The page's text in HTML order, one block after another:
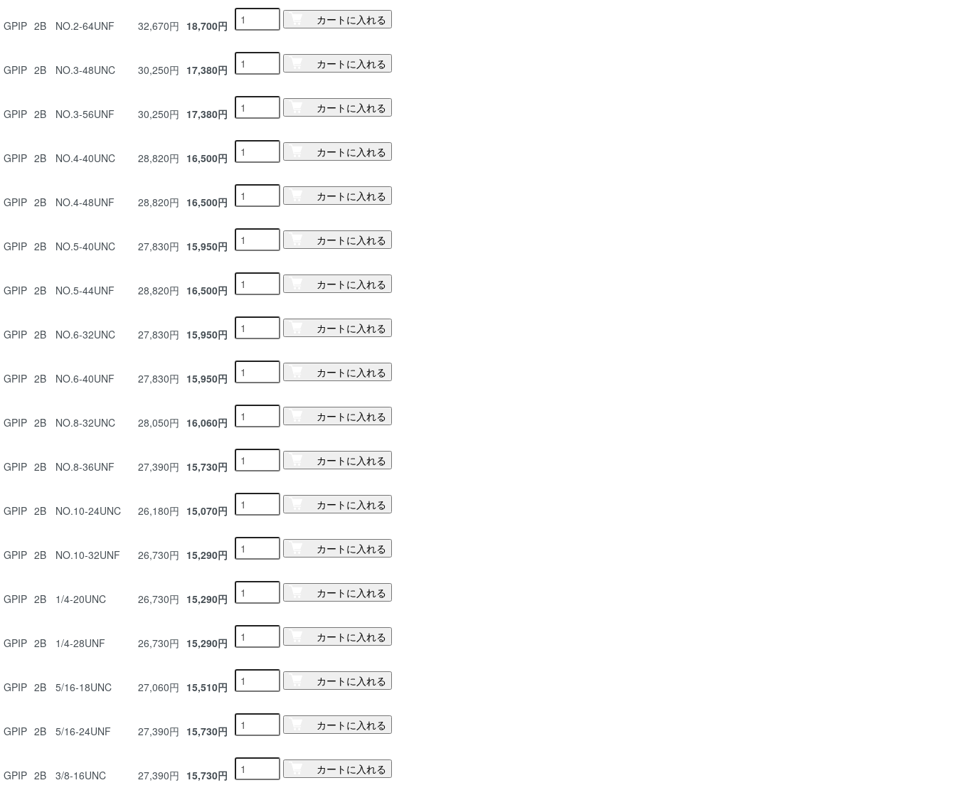
GPIP 2B NO.2-64UNF 32,670円 18,700円 カートに入れる
GPIP 2B NO.3-48UNC 30,250円 17,380円 カートに入れる
GPIP 2B NO.3-56UNF 30,250円 17,380円 カートに入れる
GPIP 2B NO.4-40UNC 28,820円 16,500円 カートに入れる
GPIP 2B NO.4-48UNF 28,820円 16,500円 カートに入れる
GPIP 2B NO.5-40UNC 27,830円 15,950円 カートに入れる
GPIP 2B NO.5-44UNF 28,820円 16,500円 カートに入れる
GPIP 2B NO.6-32UNC 27,830円 15,950円 カートに入れる
GPIP 2B NO.6-40UNF 27,830円 15,950円 カートに入れる
GPIP 2B NO.8-32UNC 28,050円 16,060円 カートに入れる
GPIP 2B NO.8-36UNF 27,390円 15,730円 カートに入れる
GPIP 2B NO.10-24UNC 26,180円 15,070円 カートに入れる
GPIP 2B NO.10-32UNF 26,730円 15,290円 カートに入れる
GPIP 2B 1/4-20UNC 26,730円 15,290円 カートに入れる
GPIP 2B 1/4-28UNF 26,730円 15,290円 カートに入れる
GPIP 2B 5/16-18UNC 27,060円 15,510円 カートに入れる
GPIP 2B 5/16-24UNF 27,390円 15,730円 カートに入れる
GPIP 2B 3/8-16UNC 27,390円 15,730円 カートに入れる